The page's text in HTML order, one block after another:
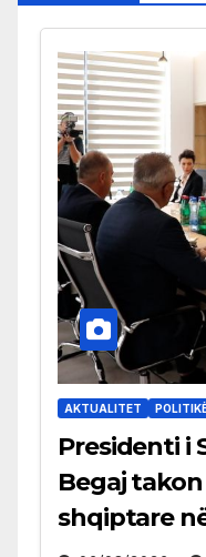
AKTUALITET
Presidenti i
Begaj
shqiptare